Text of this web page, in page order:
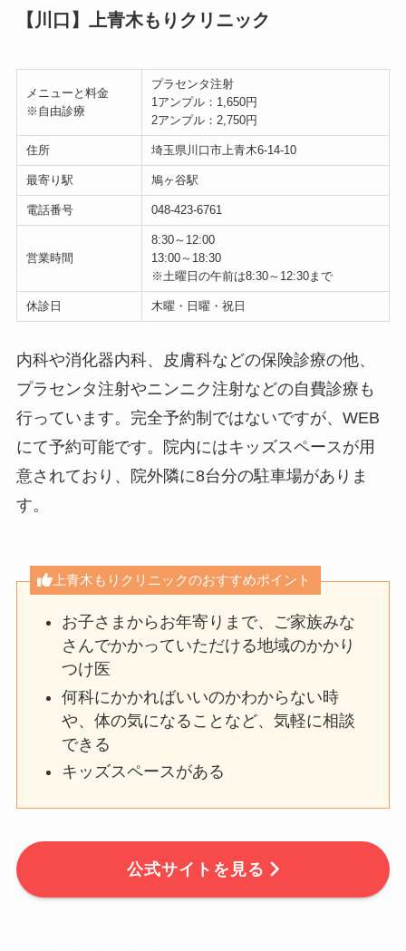
【川口】上青木もりクリニック
メニューと料金
※自由診療
プラセンタ注射
1アンプル：1,650円
2アンプル：2,750円
住所 埼玉県川口市上青木6-14-10
最寄り駅 鳩ヶ谷駅
電話番号 048-423-6761
営業時間
8:30～12:00
13:00～18:30
※土曜日の午前は8:30～12:30まで
休診日 木曜・日曜・祝日
内科や消化器内科、皮膚科などの保険診療の他、
プラセンタ注射やニンニク注射などの自費診療も
行っています。完全予約制ではないですが、WEB
にて予約可能です。院内にはキッズスペースが用
意されており、院外隣に8台分の駐車場がありま
す。
上青木もりクリニックのおすすめポイント
お子さまからお年寄りまで、ご家族みな
さんでかかっていただける地域のかかり
つけ医
何科にかかればいいのかわからない時
や、体の気になることなど、気軽に相談
できる
キッズスペースがある
公式サイトを見る